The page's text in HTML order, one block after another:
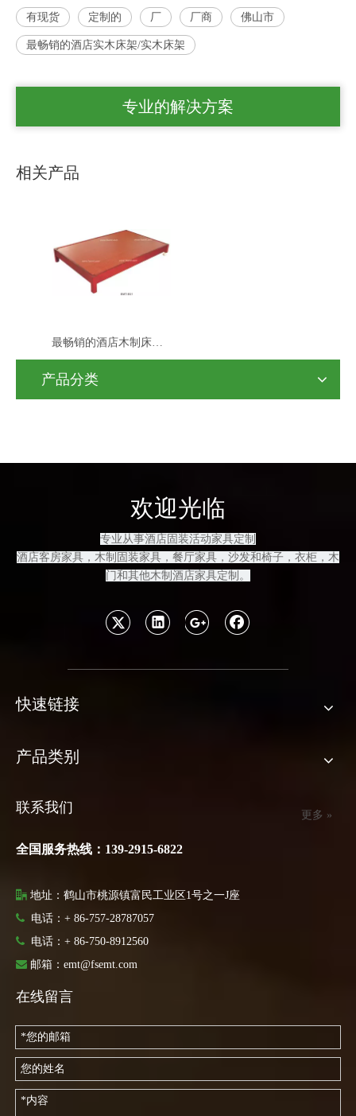
有现货 定制的 厂 厂商 佛山市
最畅销的酒店实木床架/实木床架
专业的解决方案
相关产品
最畅销的酒店木制床架/实木床架
产品分类
欢迎光临
专业从事酒店固装活动家具定制
酒店客房家具，木制固装家具 ，餐厅家具，沙发和椅子，衣柜，木
门和其他木制酒店家具定制 。
快速链接
产品类别
联系我们 更多 »
全国服务热线：139-2915-6822
 地址：鹤山市桃源镇富民工业区1号之一J座
 电话：+ 86-757-28787057
 电话： + 86-750-8912560
 邮箱： emt@fsemt.com
在线留言